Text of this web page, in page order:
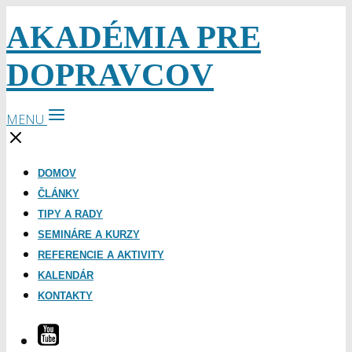
AKADÉMIA PRE
DOPRAVCOV
MENU
DOMOV
ČLÁNKY
TIPY A RADY
SEMINÁRE A KURZY
REFERENCIE A AKTIVITY
KALENDÁR
KONTAKTY